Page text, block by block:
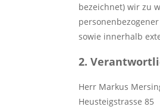
bezeichnet) wir zu
sowie innerhalb
2.
Herr Markus
Heusteigstrasse 85